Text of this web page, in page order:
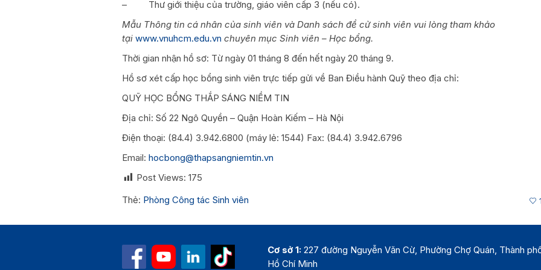
– Thư giới thiệu của trường, giáo viên cấp 3 (nếu có).
Mẫu Thông tin cá nhân của sinh viên và Danh sách đề cử sinh viên vui lòng tham khảo
tại www.vnuhcm.edu.vn chuyên mục Sinh viên – Học bổng.
Thời gian nhận hồ sơ: Từ ngày 01 tháng 8 đến hết ngày 20 tháng 9.
Hồ sơ xét cấp học bổng sinh viên trực tiếp gửi về Ban Điều hành Quỹ theo địa chỉ:
QUỸ HỌC BỔNG THẮP SÁNG NIỀM TIN
Địa chỉ: Số 22 Ngô Quyền – Quận Hoàn Kiếm – Hà Nội
Điện thoại: (84.4) 3.942.6800 (máy lẻ: 1544) Fax: (84.4) 3.942.6796
Email: hocbong@thapsangniemtin.vn
Post Views: 175
Thẻ: Phòng Công tác Sinh viên
Cơ sở 1: 227 đường Nguyễn Văn Cừ, Phường Chợ Quán, Thành
Hồ Chí Minh